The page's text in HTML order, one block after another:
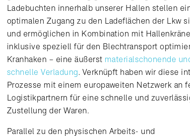
Ladebuchten innerhalb unserer Hallen stellen
optimalen Zugang zu den Ladeflächen der Lkw
und ermöglichen in Kombination mit
inklusive speziell für den Blechtransport
Kranhaken – eine äußerst materialschonende
schnelle Verladung. Verknüpft haben wir diese
Prozesse mit einem europaweiten Netzwerk an
Logistikpartnern für eine schnelle und
Zustellung der Waren.
Parallel zu den physischen Arbeits- und